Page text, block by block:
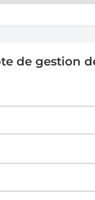
de gestion